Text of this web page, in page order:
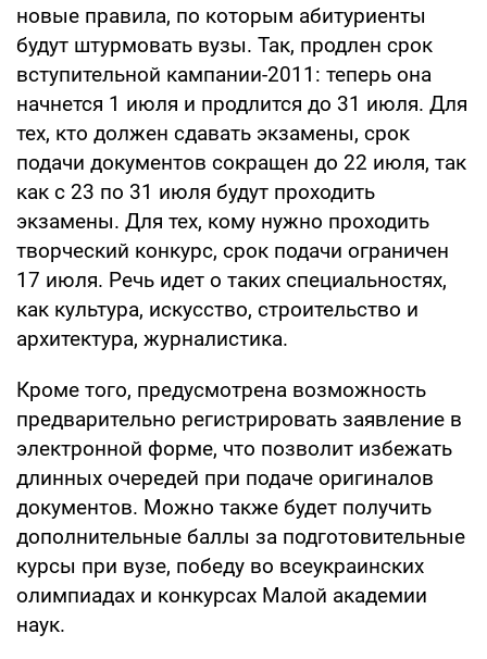
новые правила, по которым абитуриенты
будут штурмовать вузы. Так, продлен срок
вступительной кампании-2011: теперь она
начнется 1 июля и продлится до 31 июля. Для
тех, кто должен сдавать экзамены, срок
подачи документов сокращен до 22 июля, так
как с 23 по 31 июля будут проходить
экзамены. Для тех, кому нужно проходить
творческий конкурс, срок подачи ограничен
17 июля. Речь идет о таких специальностях,
как культура, искусство, строительство и
архитектура, журналистика.
Кроме того, предусмотрена возможность
предварительно регистрировать заявление в
электронной форме, что позволит избежать
длинных очередей при подаче оригиналов
документов. Можно также будет получить
дополнительные баллы за подготовительные
курсы при вузе, победу во всеукраинских
олимпиадах и конкурсах Малой академии
наук.